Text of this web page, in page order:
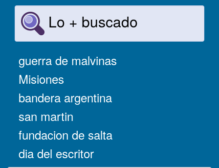
Lo + buscado
guerra de malvinas
Misiones
bandera argentina
san martin
fundacion de salta
dia del escritor